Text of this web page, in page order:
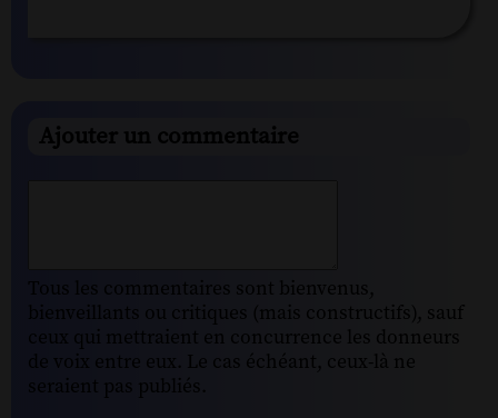
Ajouter un commentaire
Tous les commentaires sont bienvenus,
bienveillants ou critiques (mais constructifs), sauf
ceux qui mettraient en concurrence les donneurs
de voix entre eux. Le cas échéant, ceux-là ne
seraient pas publiés.